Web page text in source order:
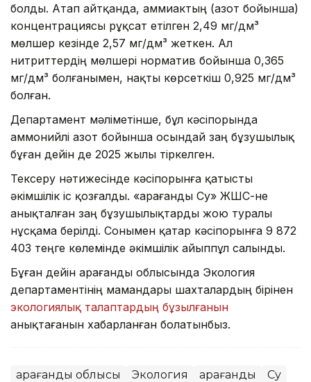
болды. Атап айтқанда, аммиактың (азот бойынша)
концентрациясы рұқсат етілген 2,49 мг/дм³
мөлшер кезінде 2,57 мг/дм³ жеткен. Ал
нитриттердің мөлшері норматив бойынша 0,365
мг/дм³ болғанымен, нақты көрсеткіш 0,925 мг/дм³
болған.
Департамент мәліметінше, бұл кәсіпорында
аммонийлі азот бойынша осындай заң бұзушылық
бұған дейін де 2025 жылы тіркелген.
Тексеру нәтижесінде кәсіпорынға қатысты
әкімшілік іс қозғалды. «Қарағанды Су» ЖШС-не
анықталған заң бұзушылықтарды жою туралы
нұсқама берілді. Сонымен қатар кәсіпорынға 9 872
403 теңге көлемінде әкімшілік айыппұл салынды.
Бұған дейін Қарағанды облысында Экология
департаментінің мамандары шахталардың бірінен
экологиялық талаптардың бұзылғанын
анықтағанын хабарланған болатынбыз.
Қарағанды облысы Экология Қарағанды Су